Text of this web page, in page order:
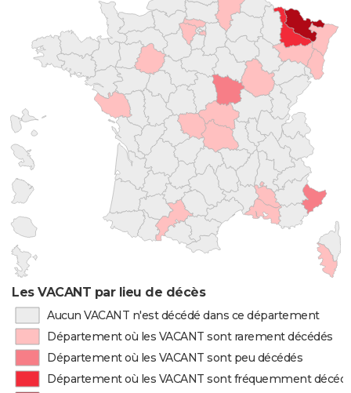
Les VACANT par lieu de décès
Aucun VACANT n'est décédé dans ce département
Département où les VACANT sont rarement décédés
Département où les VACANT sont peu décédés
Département où les VACANT sont fréquemment